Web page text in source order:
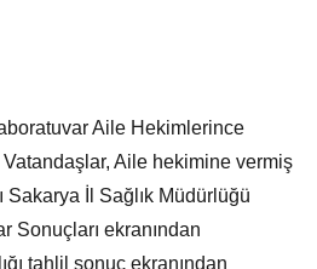
Aile Hekimlerince
Aile hekimine vermiş
Sakarya İl Sağlık Müdürlüğü
Sonuçları ekranından
tahlil sonuç ekranından